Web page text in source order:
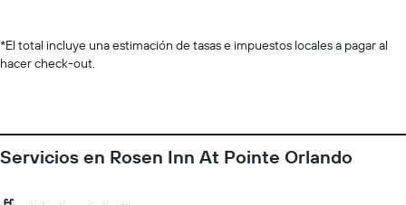
*El total incluye una estimación de tasas e impuestos locales a pagar al
hacer check-out.
Servicios en Rosen Inn At Pointe Orlando